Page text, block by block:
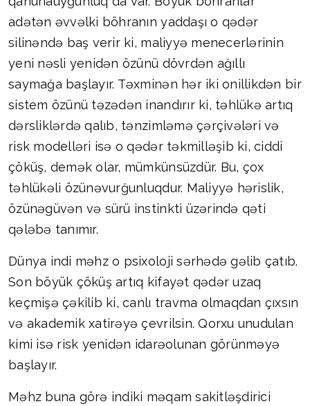
adətən əvvəlki böhranın yaddaşı o qədər
silinəndə baş verir ki, maliyyə menecerlərinin
yeni nəsli yenidən özünü dövrdən ağıllı
saymağa başlayır. Təxminən hər iki onillikdən bir
sistem özünü təzədən inandırır ki, təhlükə artıq
dərsliklərdə qalıb, tənzimləmə çərçivələri və
risk modelləri isə o qədər təkmilləşib ki, ciddi
çöküş, demək olar, mümkünsüzdür. Bu, çox
təhlükəli özünəvurğunluqdur. Maliyyə hərislik,
özünəgüvən və sürü instinkti üzərində qəti
qələbə tanımır.
Dünya indi məhz o psixoloji sərhədə gəlib çatıb.
Son böyük çöküş artıq kifayət qədər uzaq
keçmişə çəkilib ki, canlı travma olmaqdan çıxsın
və akademik xatirəyə çevrilsin. Qorxu unudulan
kimi isə risk yenidən idarəolunan görünməyə
başlayır.
Məhz buna görə indiki məqam sakitləşdirici